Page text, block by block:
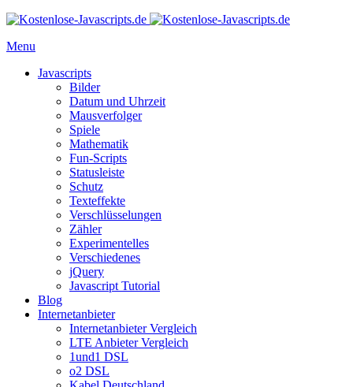
Menu
Javascripts
Bilder
Datum und Uhrzeit
Mausverfolger
Spiele
Mathematik
Fun-Scripts
Statusleiste
Schutz
Texteffekte
Verschlüsselungen
Zähler
Experimentelles
Verschiedenes
jQuery
Javascript Tutorial
Blog
Internetanbieter
Internetanbieter Vergleich
LTE Anbieter Vergleich
1und1 DSL
o2 DSL